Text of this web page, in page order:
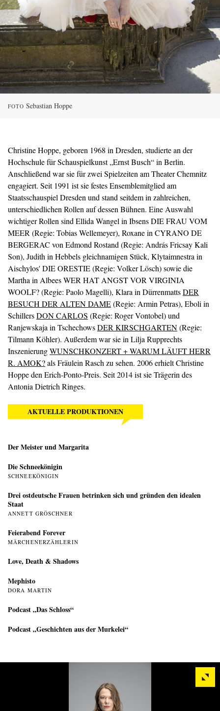
FOTO Sebastian Hoppe
Christine Hoppe, geboren 1968 in Dresden, studierte an der
Hochschule für Schauspielkunst „Ernst Busch“ in Berlin.
Anschließend war sie für zwei Spielzeiten am Theater Chemnitz
engagiert. Seit 1991 ist sie festes Ensemblemitglied am
Staatsschauspiel Dresden und stand seitdem in zahlreichen,
unterschiedlichen Rollen auf dessen Bühnen. Eine Auswahl
wichtiger Rollen sind Ellida Wangel in Ibsens DIE FRAU VOM
MEER (Regie: Tobias Wellemeyer), Roxane in CYRANO DE
BERGERAC von Edmond Rostand (Regie: András Fricsay Kali
Son), Judith in Hebbels gleichnamigen Stück, Klytaimnestra in
Aischylos' DIE ORESTIE (Regie: Volker Lösch) sowie die
Martha in Albees WER HAT ANGST VOR VIRGINIA
WOOLF? (Regie: Paolo Magelli), Klara in DürrenmattsDER
BESUCH DER ALTEN DAME(Regie: Armin Petras), Eboli in
SchillersDON CARLOS (Regie: Roger Vontobel) und
Ranjewskaja in TschechowsDER KIRSCHGARTEN(Regie:
Tilmann Köhler). Außerdem war sie in Lilja Rupprechts
InszenierungWUNSCHKONZERT + WARUM LÄUFT HERR
R. AMOK?als Fräulein Rasch zu sehen. 2006 erhielt Christine
Hoppe den Erich-Ponto-Preis. Seit 2014 ist sie Trägerin des
Antonia Dietrich Ringes.
AKTUELLE PRODUKTIONEN
Der Meister und Margarita
Die Schneekönigin
SCHNEEKÖNIGIN
Drei ostdeutsche Frauen betrinken sich und gründen den idealen
Staat
ANNETT GRÖSCHNER
Feierabend Forever
MÄRCHENERZÄHLERIN
Love, Death & Shadows
Mephisto
DORA MARTIN
Podcast „Das Schloss“
Podcast „Geschichten aus der Murkelei“